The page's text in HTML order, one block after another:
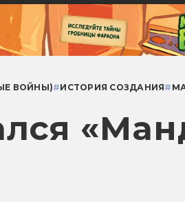
ВОЙНЫ)#ИСТОРИЯ СОЗДАНИЯ#